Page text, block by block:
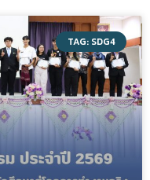
TAG: SDG4